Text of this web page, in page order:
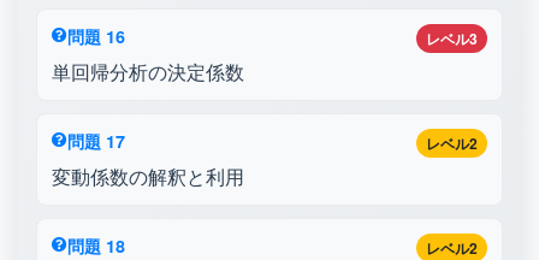
レベル3
問題 16
単回帰分析の決定係数
レベル2
問題 17
変動係数の解釈と利用
レベル2
問題 18